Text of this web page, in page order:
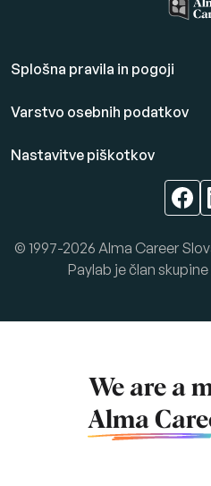
Splošna pravila in pogoji
Varstvo osebnih podatkov
Nastavitve piškotkov
© 1997-2026 Alma Career
Paylab je član skupine
We are a
Alma